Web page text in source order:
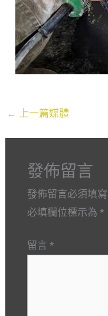
← 上一篇媒體
發佈留言
發佈留言必須填
必填欄位標示為 *
留言 *